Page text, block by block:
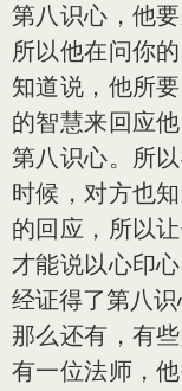
第八识心，他
所以他在问你
知道说，他所
的智慧来回应
第八识心。所
时候，对方也
的回应，所以
才能说以心印
经证得了第八识
那么还有，有
有一位法师，